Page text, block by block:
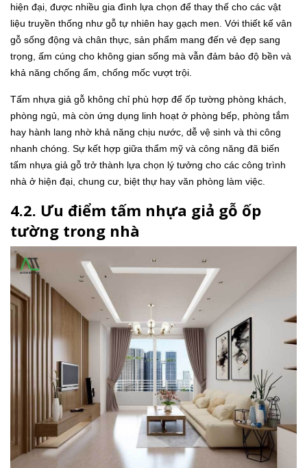
hiện đại, được nhiều gia đình lựa chọn để thay thế cho các vật
liệu truyền thống như gỗ tự nhiên hay gạch men. Với thiết kế vân
gỗ sống động và chân thực, sản phẩm mang đến vẻ đẹp sang
trọng, ấm cúng cho không gian sống mà vẫn đảm bảo độ bền và
khả năng chống ẩm, chống mốc vượt trội.
Tấm nhựa giả gỗ không chỉ phù hợp để ốp tường phòng khách,
phòng ngủ, mà còn ứng dụng linh hoạt ở phòng bếp, phòng tắm
hay hành lang nhờ khả năng chịu nước, dễ vệ sinh và thi công
nhanh chóng. Sự kết hợp giữa thẩm mỹ và công năng đã biến
tấm nhựa giả gỗ trở thành lựa chọn lý tưởng cho các công trình
nhà ở hiện đại, chung cư, biệt thự hay văn phòng làm việc.
4.2. Ưu điểm tấm nhựa giả gỗ ốp
tường trong nhà